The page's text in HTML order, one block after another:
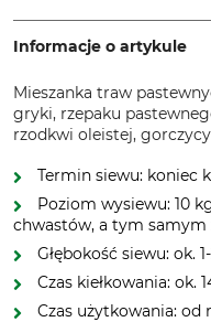
Informacje o artykule
Mieszanka traw
gryki, rzepaku
rzodkwi oleistej, gorczycy
Termin siewu: koniec
Poziom wysiewu: 10
chwastów, a tym samym
Głębokość siewu: ok.
Czas kiełkowania: ok.
Czas użytkowania: od